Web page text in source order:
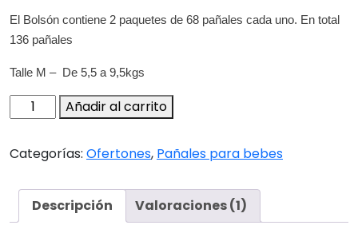
El Bolsón contiene 2 paquetes de 68 pañales cada uno. En total
136 pañales
Talle M – De 5,5 a 9,5kgs
Huggies
Classic
(Bolson)
Añadir al carrito
Categorías: Ofertones, Pañales para bebes
Descripción Valoraciones (1)